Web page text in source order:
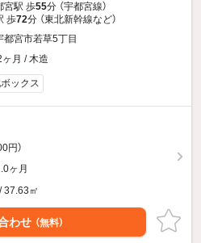
宮駅 歩55分 （宇都宮線）
歩72分 （東北新幹線など）
都宮市若草5丁目
月 / 木造
ックス
円）
ヶ月
37.63㎡
わせ （無料）